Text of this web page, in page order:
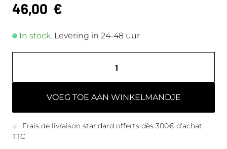
46,00 €
In stock. Levering in 24-48 uur
VOEG TOE AAN WINKELMANDJE
Frais de livraison standard offerts dès 300€ d'achat
TTC